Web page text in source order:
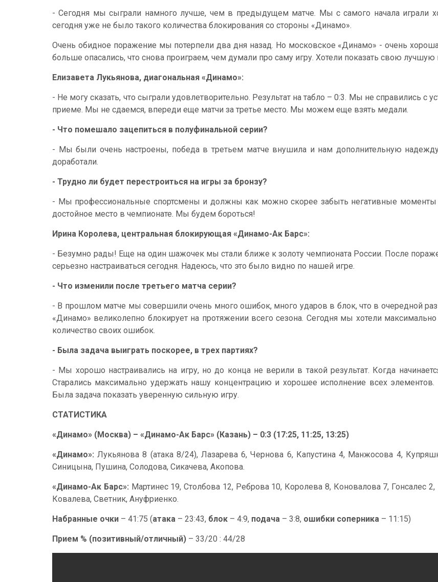
- Сегодня мы сыграли намного лучше, чем в предыдущем матче. Мы с самого начала играли
сегодня уже не было такого количества блокирования со стороны «Динамо».
Очень обидное поражение мы потерпели два дня назад. Но московское «Динамо» - очень
больше опасались, что снова проиграем, чем думали про саму игру. Хотели показать свою
Елизавета Лукьянова, диагональная «Динамо»:
- Не могу сказать, что сыграли удовлетворительно. Результат на табло – 0:3. Мы не справились с
приеме. Мы не сдаемся, впереди еще матчи за третье место. Мы можем еще взять медали.
- Что помешало зацепиться в полуфинальной серии?
- Мы были очень настроены, победа в третьем матче внушила и нам дополнительную
доработали.
- Трудно ли будет перестроиться на игры за бронзу?
- Мы профессиональные спортсмены и должны как можно скорее забыть негативные моменты
достойное место в чемпионате. Мы будем бороться!
Ирина Королева, центральная блокирующая «Динамо-Ак Барс»:
- Безумно рады! Еще на один шажочек мы стали ближе к золоту чемпионата России. После
серьезно настраиваться сегодня. Надеюсь, что это было видно по нашей игре.
- Что изменили после третьего матча серии?
- В прошлом матче мы совершили очень много ошибок, много ударов в блок, что в очередной раз
«Динамо» великолепно блокирует на протяжении всего сезона. Сегодня мы хотели
количество своих ошибок.
- Была задача выиграть поскорее, в трех партиях?
- Мы хорошо настраивались на игру, но до конца не верили в такой результат. Когда
Старались максимально удержать нашу концентрацию и хорошее исполнение всех
Была задача показать уверенную сильную игру.
СТАТИСТИКА
«Динамо» (Москва) – «Динамо-Ак Барс» (Казань) – 0:3 (17:25, 11:25, 13:25)
«Динамо»:Лукьянова 8 (атака 8/24), Лазарева 6, Чернова 6, Капустина 4, Манжосова 4,
Синицына, Пушина, Солодова, Сикачева, Акопова.
«Динамо-Ак Барс»: Мартинес 19, Столбова 12, Реброва 10, Королева 8, Коновалова 7, Гонсалес
Ковалева, Светник, Ануфриенко.
Набранные очки – 41:75 (атака – 23:43, блок – 4:9, подача – 3:8, ошибки соперника – 11:15)
Прием % (позитивный/отличный) – 33/20 : 44/28